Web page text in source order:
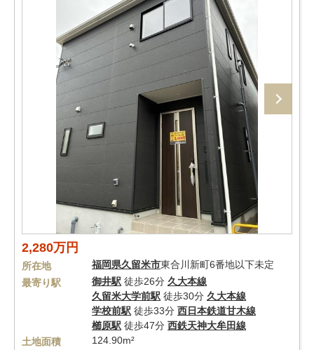
2,280万円
所在地 福岡県久留米市東合川新町6番地以下未定
最寄り駅
御井駅 徒歩26分 久大本線
久留米大学前駅 徒歩30分 久大本線
学校前駅 徒歩33分 西日本鉄道甘木線
櫛原駅 徒歩47分 西鉄天神大牟田線
土地面積
124.90m²